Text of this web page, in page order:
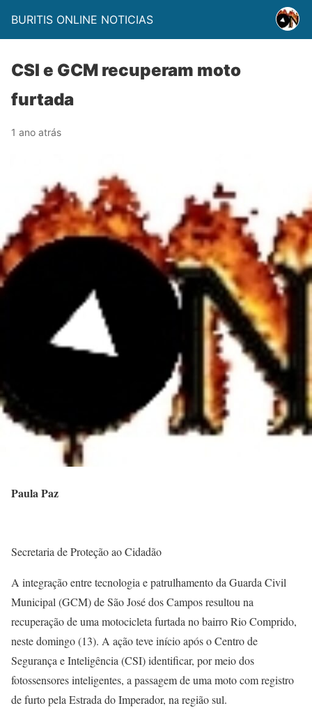
BURITIS ONLINE NOTICIAS
CSI e GCM recuperam moto
furtada
1 ano atrás
Paula Paz
Secretaria de Proteção ao Cidadão
A integração entre tecnologia e patrulhamento da Guarda Civil
Municipal (GCM) de São José dos Campos resultou na
recuperação de uma motocicleta furtada no bairro Rio Comprido,
neste domingo (13). A ação teve início após o Centro de
Segurança e Inteligência (CSI) identificar, por meio dos
fotossensores inteligentes, a passagem de uma moto com registro
de furto pela Estrada do Imperador, na região sul.